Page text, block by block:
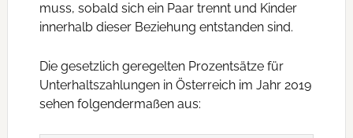
muss, sobald sich ein Paar trennt und Kinder
innerhalb dieser Beziehung entstanden sind.
Die gesetzlich geregelten Prozentsätze für
Unterhaltszahlungen in Österreich im Jahr 2019
sehen folgendermaßen aus: